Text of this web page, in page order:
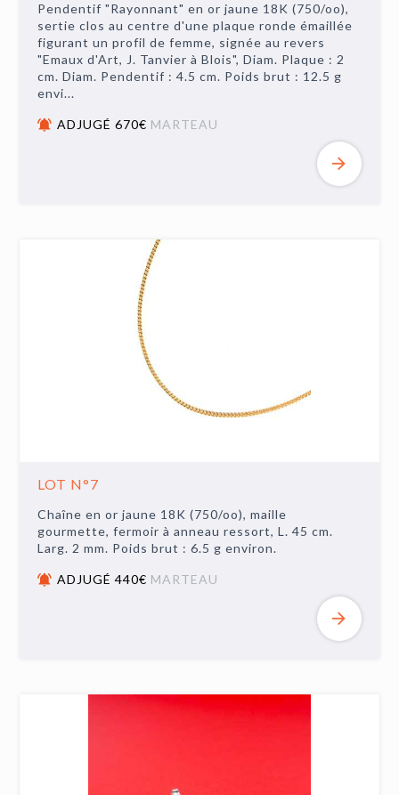
Pendentif "Rayonnant" en or jaune 18K (750/oo),
sertie clos au centre d'une plaque ronde émaillée
figurant un profil de femme, signée au revers
"Emaux d'Art, J. Tanvier à Blois", Diam. Plaque : 2
cm. Diam. Pendentif : 4.5 cm. Poids brut : 12.5 g
envi...
ADJUGÉ 670€ MARTEAU
LOT N°7
Chaîne en or jaune 18K (750/oo), maille
gourmette, fermoir à anneau ressort, L. 45 cm.
Larg. 2 mm. Poids brut : 6.5 g environ.
ADJUGÉ 440€ MARTEAU